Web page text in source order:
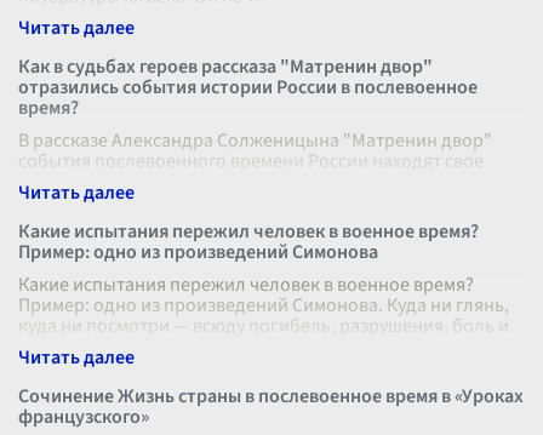
Как в судьбах героев рассказа "Матренин двор"
отразились события истории России в послевоенное
время?
В рассказе Александра Солженицына "Матренин двор"
события послевоенного времени России находят свое
отражение в судьбах героев, наиболее ярко воплощенных
в образе Матрены Васильевн
Какие испытания пережил человек в военное время?
Пример: одно из произведений Симонова
Какие испытания пережил человек в военное время?
Пример: одно из произведений Симонова. Куда ни глянь,
куда ни посмотри — всюду погибель, разрушения, боль и
страдания. Война обнаж
Сочинение Жизнь страны в послевоенное время в «Уроках
французского»